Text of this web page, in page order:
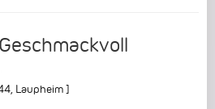
, Laupheim]